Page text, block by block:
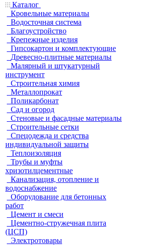
Каталог
Кровельные материалы
Водосточная система
Благоустройство
Крепежные изделия
Гипсокартон и комплектующие
Древесно-плитные материалы
Малярный и штукатурный
инструмент
Строительная химия
Металлопрокат
Поликарбонат
Сад и огород
Стеновые и фасадные материалы
Строительные сетки
Спецодежда и средства
индивидуальной защиты
Теплоизоляция
Трубы и муфты
хризотилцементные
Канализация, отопление и
водоснабжение
Оборудование для бетонных
работ
Цемент и смеси
Цементно-стружечная плита
(ЦСП)
Электротовары